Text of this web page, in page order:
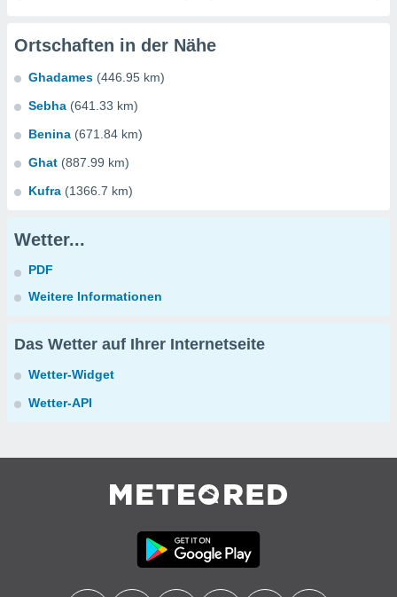
Ortschaften in der Nähe
Ghadames (446.95 km)
Sebha (641.33 km)
Benina (671.84 km)
Ghat (887.99 km)
Kufra (1366.7 km)
Wetter...
PDF
Weitere Informationen
Das Wetter auf Ihrer Internetseite
Wetter-Widget
Wetter-API